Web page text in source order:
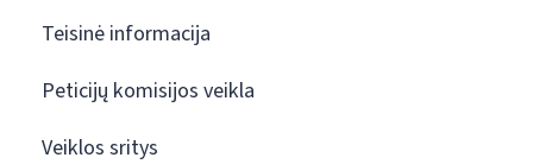
Teisinė informacija
Peticijų komisijos veikla
Veiklos sritys